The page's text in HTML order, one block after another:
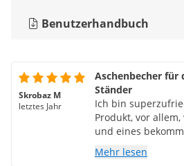
Benutzerhandbuch
Skrobaz M
letztes Jahr
Aschenbecher für
Ständer
Ich bin
Produkt, vor
und eines
ausverkauft war,
als vernünftigen
Mehr lesen